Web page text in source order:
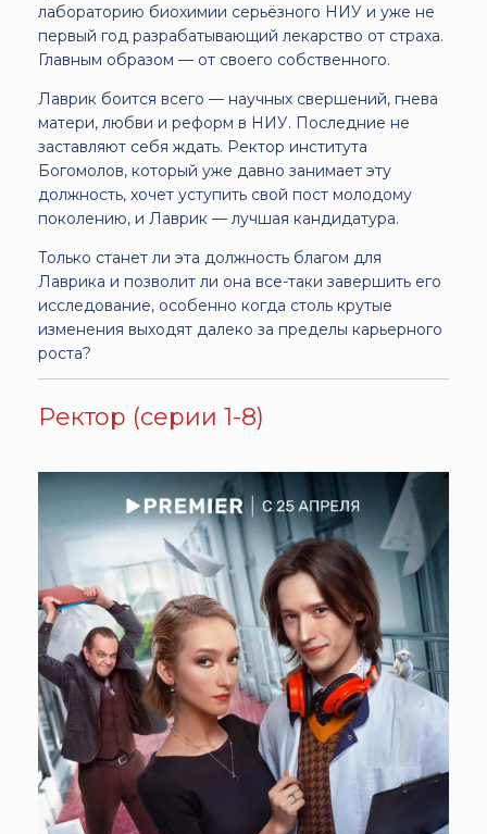
лабораторию биохимии серьёзного НИУ и уже не
первый год разрабатывающий лекарство от страха.
Главным образом — от своего собственного.
Лаврик боится всего — научных свершений, гнева
матери, любви и реформ в НИУ. Последние не
заставляют себя ждать. Ректор института
Богомолов, который уже давно занимает эту
должность, хочет уступить свой пост молодому
поколению, и Лаврик — лучшая кандидатура.
Только станет ли эта должность благом для
Лаврика и позволит ли она все-таки завершить его
исследование, особенно когда столь крутые
изменения выходят далеко за пределы карьерного
роста?
Ректор (серии 1-8)